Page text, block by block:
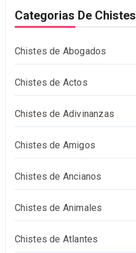
Categorias De Chistes
Chistes de Abogados
Chistes de Actos
Chistes de Adivinanzas
Chistes de Amigos
Chistes de Ancianos
Chistes de Animales
Chistes de Atlantes